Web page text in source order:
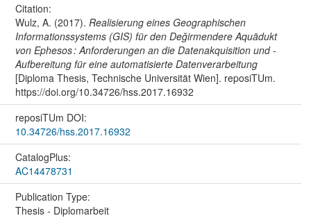
Citation:
Wulz, A. (2017). Realisierung eines Geographischen
Informationssystems (GIS) für den Değirmendere Aquädukt
von Ephesos : Anforderungen an die Datenakquisition und -
Aufbereitung für eine automatisierte Datenverarbeitung
[Diploma Thesis, Technische Universität Wien]. reposiTUm.
https://doi.org/10.34726/hss.2017.16932
reposiTUm DOI:
10.34726/hss.2017.16932
CatalogPlus:
AC14478731
Publication Type:
Thesis - Diplomarbeit